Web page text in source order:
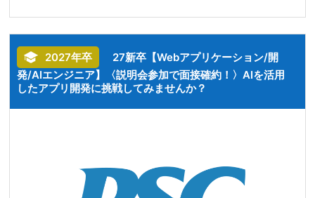
2027年卒
27新卒【Webアプリケーション/開
発/AIエンジニア】〈説明会参加で面接確約！〉AIを活用
したアプリ開発に挑戦してみませんか？